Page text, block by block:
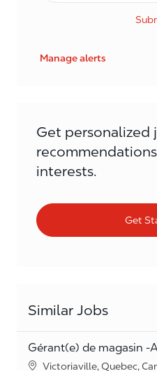
Manage alerts
Get personalized
interests.
Get
Similar Jobs
Gérant(e) de magasin -
Location
Victoriaville, Quebec,